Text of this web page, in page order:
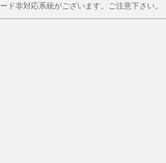
ド非対応系統がございます。ご注意下さい。